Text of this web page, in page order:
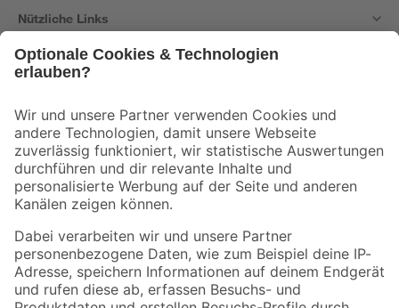
Nützliche Links
Der toom Newsletter: Keine Angebote und Aktionen mehr verpassen!
Zur Newsletter Anmeldung
Folge uns
Zahlungsarten Versandarten